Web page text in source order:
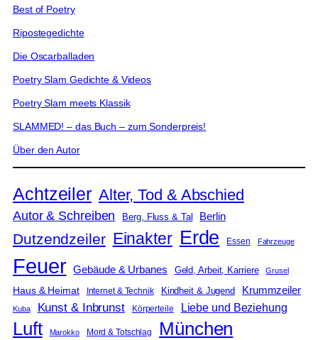
Best of Poetry
Ripostegedichte
Die Oscarballaden
Poetry Slam Gedichte & Videos
Poetry Slam meets Klassik
SLAMMED! – das Buch – zum Sonderpreis!
Über den Autor
Achtzeiler Alter, Tod & Abschied
Autor & Schreiben Berg, Fluss & Tal Berlin
Dutzendzeiler Einakter Erde Essen Fahrzeuge
Feuer Gebäude & Urbanes Geld, Arbeit, Karriere Grusel
Haus & Heimat Internet & Technik Kindheit & Jugend Krummzeiler
Kuba Kunst & Inbrunst Körperteile Liebe und Beziehung
Luft Marokko Mord & Totschlag München